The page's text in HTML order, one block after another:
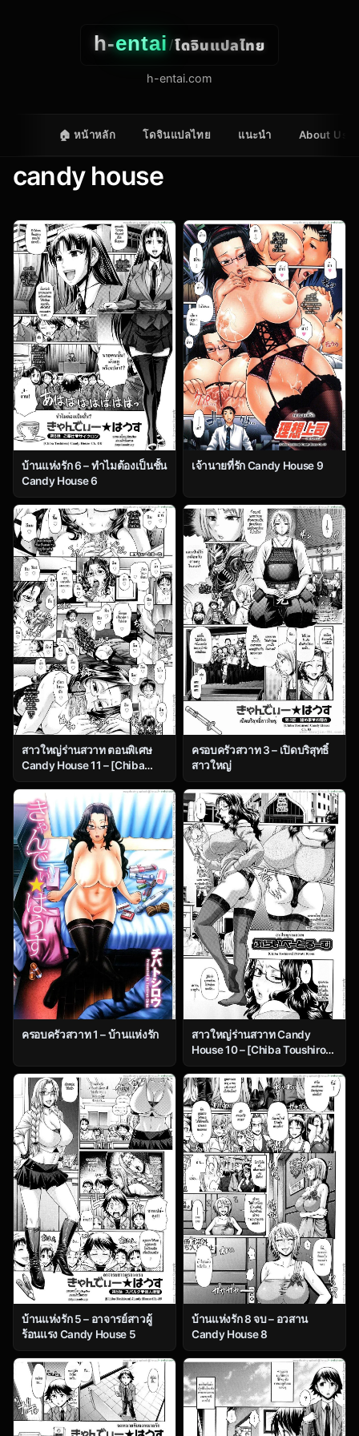
h-entai/โดจินแปลไทย
h-entai.com
🏠 หน้าหลัก โดจินแปลไทย แนะนำ About Us
candy house
บ้านแห่งรัก 6 – ทำไมต้องเป็นชั้น
Candy House 6
เจ้านายที่รัก Candy House 9
สาวใหญ่ร่านสวาท ตอนพิเศษ
Candy House 11 – [Chiba
Toshirou] Suite Room
ครอบครัวสวาท 3 – เปิดบริสุทธิ์
สาวใหญ่
ครอบครัวสวาท 1 – บ้านแห่งรัก
สาวใหญ่ร่านสวาท Candy
House 10 – [Chiba Toushirou]
Private Room
บ้านแห่งรัก 5 – อาจารย์สาวผู้
ร้อนแรง Candy House 5
บ้านแห่งรัก 8 จบ – อวสาน
Candy House 8